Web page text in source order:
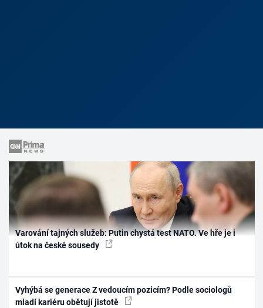
Varování tajných služeb: Putin chystá test NATO. Ve hře je i
útok na české sousedy
Vyhýbá se generace Z vedoucím pozicím? Podle sociologů
mladí kariéru obětují jistotě